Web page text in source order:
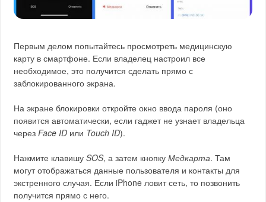
Первым делом попытайтесь просмотреть медицинскую
карту в смартфоне. Если владелец настроил все
необходимое, это получится сделать прямо с
заблокированного экрана.
На экране блокировки откройте окно ввода пароля (оно
появится автоматически, если гаджет не узнает владельца
черезFace ID или Touch ID).
Нажмите клавишуSOS, а затем кнопкуМедкарта. Там
могут отображаться данные пользователя и контакты для
экстренного случая. Если iPhone ловит сеть, то позвонить
получится прямо с него.